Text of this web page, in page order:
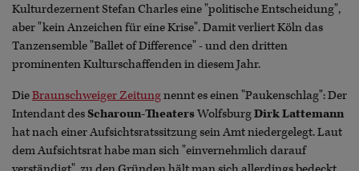
Kulturdezernent Stefan Charles eine "politische Entscheidung",
aber "kein Anzeichen für eine Krise". Damit verliert Köln das
Tanzensemble "Ballet of Difference" - und den dritten
prominenten Kulturschaffenden in diesem Jahr.
DieBraunschweiger Zeitungnennt es einen "Paukenschlag": Der
Intendant desScharoun-TheatersWolfsburgDirk Lattemann
hat nach einer Aufsichtsratssitzung sein Amt niedergelegt. Laut
dem Aufsichtsrat habe man sich "einvernehmlich darauf